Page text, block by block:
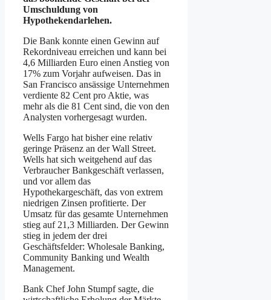
Umschuldung von
Hypothekendarlehen.
Die Bank konnte einen Gewinn auf
Rekordniveau erreichen und kann bei
4,6 Milliarden Euro einen Anstieg von
17% zum Vorjahr aufweisen. Das in
San Francisco ansässige Unternehmen
verdiente 82 Cent pro Aktie, was
mehr als die 81 Cent sind, die von den
Analysten vorhergesagt wurden.
Wells Fargo hat bisher eine relativ
geringe Präsenz an der Wall Street.
Wells hat sich weitgehend auf das
Verbraucher Bankgeschäft verlassen,
und vor allem das
Hypothekargeschäft, das von extrem
niedrigen Zinsen profitierte. Der
Umsatz für das gesamte Unternehmen
stieg auf 21,3 Milliarden. Der Gewinn
stieg in jedem der drei
Geschäftsfelder: Wholesale Banking,
Community Banking und Wealth
Management.
Bank Chef John Stumpf sagte, die